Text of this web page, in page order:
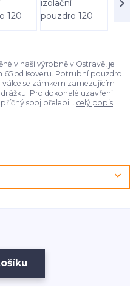
v naší výrobně v Ostravě, je
od Isoveru. Potrubní pouzdro
se zámkem zamezujícím
Pro dokonalé uzavření
spoj přelepi... celý popis